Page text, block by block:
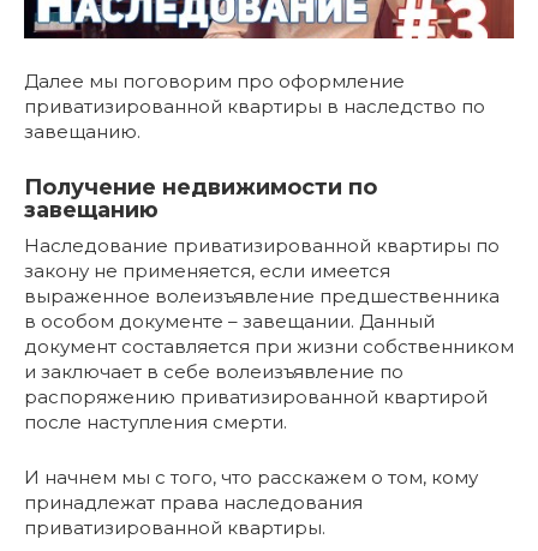
Далее мы поговорим про оформление
приватизированной квартиры в наследство по
завещанию.
Получение недвижимости по
завещанию
Наследование приватизированной квартиры по
закону не применяется, если имеется
выраженное волеизъявление предшественника
в особом документе – завещании. Данный
документ составляется при жизни собственником
и заключает в себе волеизъявление по
распоряжению приватизированной квартирой
после наступления смерти.
И начнем мы с того, что расскажем о том, кому
принадлежат права наследования
приватизированной квартиры.